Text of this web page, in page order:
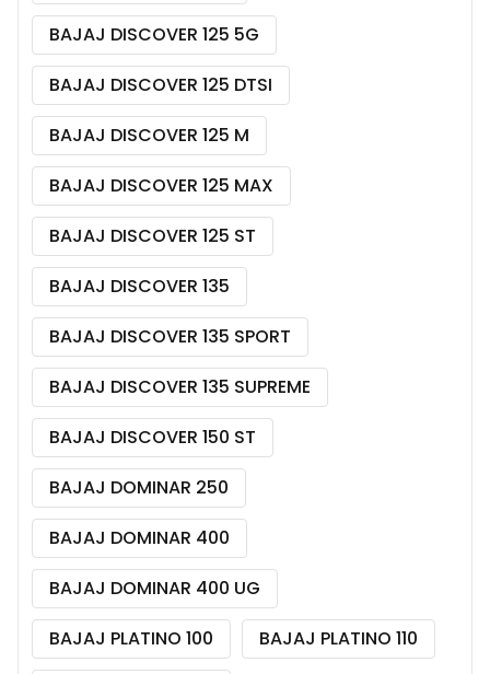
BAJAJ DISCOVER 125 5G
BAJAJ DISCOVER 125 DTSI
BAJAJ DISCOVER 125 M
BAJAJ DISCOVER 125 MAX
BAJAJ DISCOVER 125 ST
BAJAJ DISCOVER 135
BAJAJ DISCOVER 135 SPORT
BAJAJ DISCOVER 135 SUPREME
BAJAJ DISCOVER 150 ST
BAJAJ DOMINAR 250
BAJAJ DOMINAR 400
BAJAJ DOMINAR 400 UG
BAJAJ PLATINO 100
BAJAJ PLATINO 110